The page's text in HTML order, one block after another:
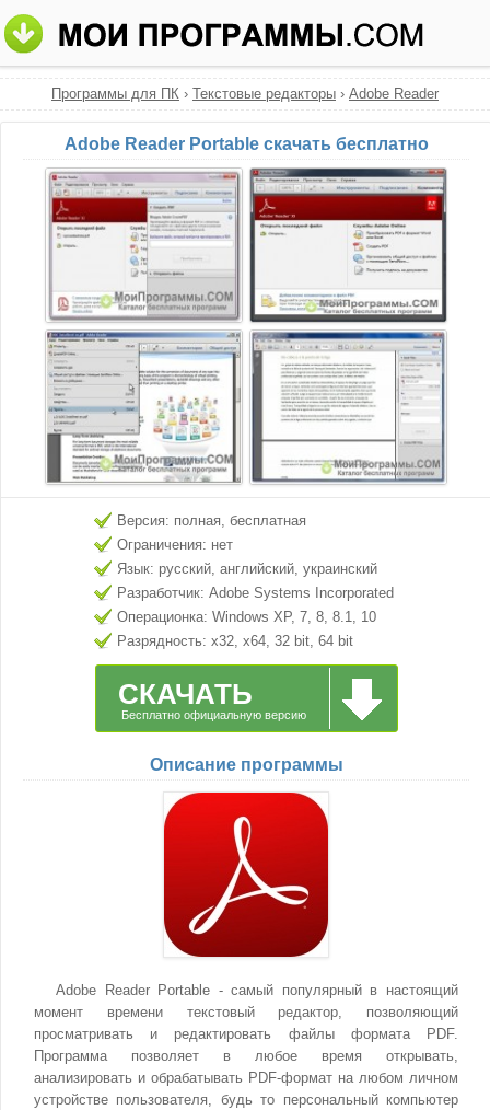
Программы для ПК › Текстовые редакторы › Adobe Reader
Adobe Reader Portable скачать бесплатно
Версия: полная, бесплатная
Ограничения: нет
Язык: русский, английский, украинский
Разработчик: Adobe Systems Incorporated
Операционка: Windows XP, 7, 8, 8.1, 10
Разрядность: x32, x64, 32 bit, 64 bit
СКАЧАТЬ
Бесплатно официальную версию
Описание программы
Adobe Reader Portable - самый популярный в настоящий
момент времени текстовый редактор, позволяющий
просматривать и редактировать файлы формата PDF.
Программа позволяет в любое время открывать,
анализировать и обрабатывать PDF-формат на любом личном
устройстве пользователя, будь то персональный компьютер